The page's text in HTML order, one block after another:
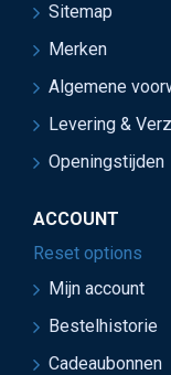
Sitemap
Merken
Algemene
Levering &
Openingstijden
ACCOUNT
Reset options
Mijn account
Bestelhistorie
Cadeaubonnen